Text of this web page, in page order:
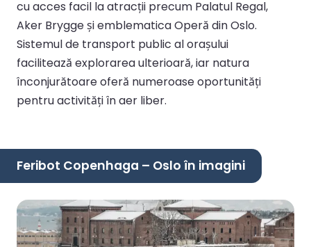
cu acces facil la atracții precum Palatul Regal,
Aker Brygge și emblematica Operă din Oslo.
Sistemul de transport public al orașului
facilitează explorarea ulterioară, iar natura
înconjurătoare oferă numeroase oportunități
pentru activități în aer liber.
Feribot Copenhaga – Oslo în imagini